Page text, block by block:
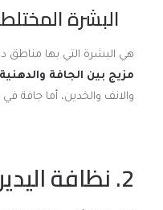
البشرة
هي البشرة التي بها مناطق
مزيج بين الجافة والدهنية
والانف والخدين، أما جافة في
2. نظافة اليدين